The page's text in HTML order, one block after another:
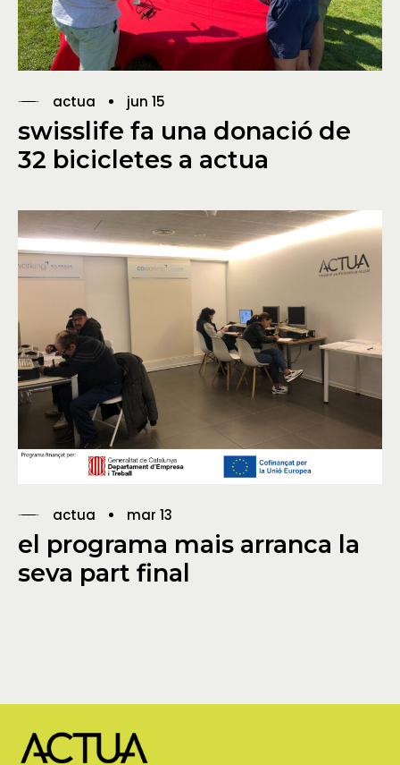
actua jun 15
swisslife fa una donació de
32 bicicletes a actua
actua mar 13
el programa mais arranca la
seva part final